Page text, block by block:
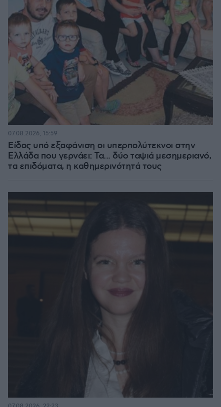
Είδος υπό εξαφάνιση οι υπερπολύτεκνοι στην
Ελλάδα που γερνάει: Τα... δύο ταψιά μεσημεριανό,
τα επιδόματα, η καθημερινότητά τους
07.08.2026, 15:59